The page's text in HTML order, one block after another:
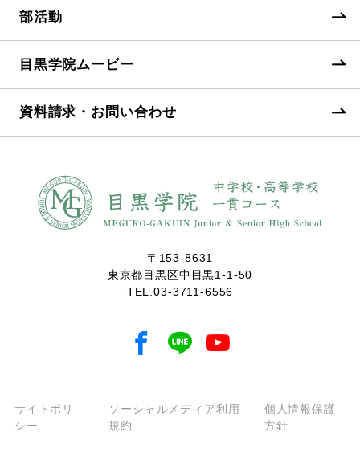
部活動
目黒学院ムービー
資料請求・お問い合わせ
〒153-8631
東京都目黒区中目黒1-1-50
TEL.03-3711-6556
サイトポリ
シー
ソーシャルメディア利用
規約
個人情報保護
方針